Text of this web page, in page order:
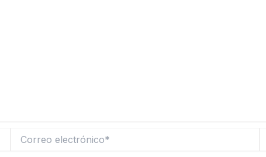
electrónico*